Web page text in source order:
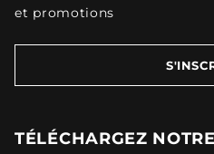
et promotions
TÉLÉCHARGEZ